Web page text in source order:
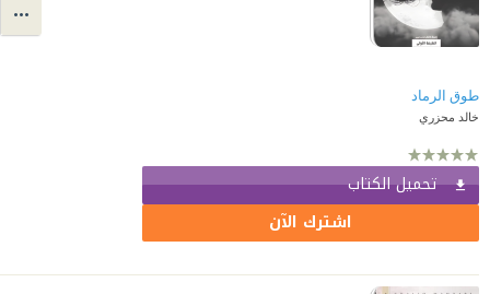
طوق الرماد
خالد محزري
تحميل الكتاب
اشترك الآن